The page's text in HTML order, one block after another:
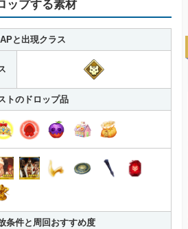
ップする素材
と出現クラス
トのドロップ品
条件と周回おすすめ度